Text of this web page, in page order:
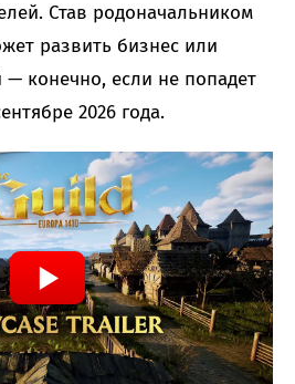
Став родоначальником
развить бизнес или
— конечно, если не попадет
2026 года.